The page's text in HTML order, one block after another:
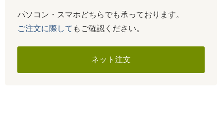
パソコン・スマホどちらでも承っております。
ご注文に際して もご確認ください。
ネット注文